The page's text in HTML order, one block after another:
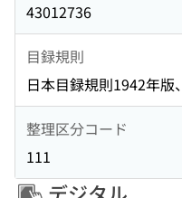
43012736
目録規則
日本目録規則1942年
整理区分コード
111